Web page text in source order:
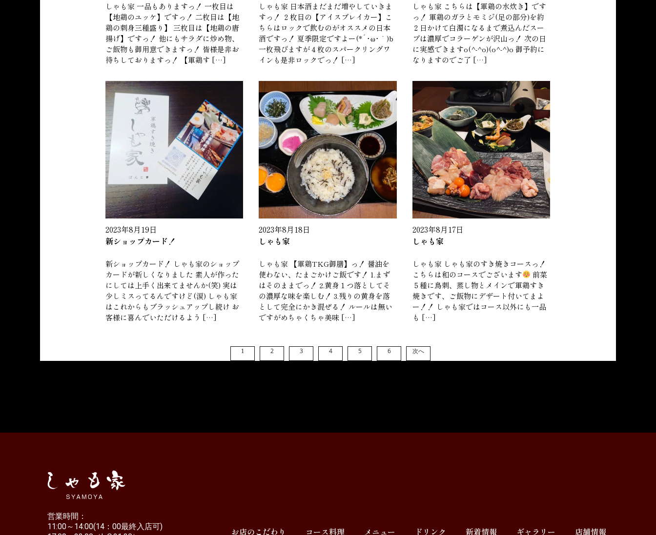
しゃも家 一品もありますっ！ 一枚目は
【地鶏のユッケ】ですっ！ 二枚目は【地
鶏の刺身三種盛り】 三枚目は【地鶏の唐
揚げ】ですっ！ 他にもサラダに炒め物、
ご飯物も御用意できますっ！ 皆様是非お
待ちしておりますっ！ 【軍鶏す […]
しゃも家 日本酒まだまだ増やしていきま
すっ！ ２枚目の【アイスブレイカー】こ
ちらはロックで飲むのがオススメの日本
酒ですっ！ 夏季限定ですよー(*´･ω･｀)b
一枚飛びますが４枚のスパークリングワ
インも是非ロックでっ！ […]
しゃも家 こちらは【軍鶏の水炊き】です
っ！ 軍鶏のガラとモミジ(足の部分)を約
２日かけて白濁になるまで煮込んだスー
プは濃厚でコラーゲンが沢山っ！ 次の日
に実感できますo(^-^o)(o^-^)o 御予約に
なりますのでご了 […]
2023年8月19日
新ショップカード！
新ショップカード！ しゃも家のショップ
カードが新しくなりました 素人が作った
にしては上手く出来てませんか(笑) 実は
少しミスってるんですけど(涙) しゃも家
はこれからもブラッシュアップし続け お
客様に喜んでいただけるよう […]
2023年8月18日
しゃも家
しゃも家 【軍鶏TKG御膳】っ！ 醤油を
使わない、たまごかけご飯です！ 1.まず
はそのままでっ！ 2.黄身１つ落としてそ
の濃厚な味を楽しむ！ 3.残りの黄身を落
として完全にかき混ぜる！ ルールは無い
ですがめちゃくちゃ美味 […]
2023年8月17日
しゃも家
しゃも家 しゃも家のすき焼きコースっ！
こちらは和のコースでございます
前菜
５種に鳥刺、蒸し物とメインで軍鶏すき
焼きです、ご飯物にデザート付いてまよ
ー！！ しゃも家ではコース以外にも一品
も […]
1 2 3 4 5 6 次へ
営業時間：
11:00～14:00(14：00最終入店可)
お店のこだわり コース料理 メニュー ドリンク 新着情報 ギャラリー 店舗情報